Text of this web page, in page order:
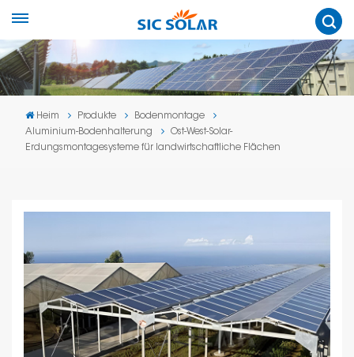
Heim Produkte
Bodenmontage
Aluminium-Bodenhalterung
Ost-West-Solar-
Erdungsmontagesysteme für landwirtschaftliche Flächen